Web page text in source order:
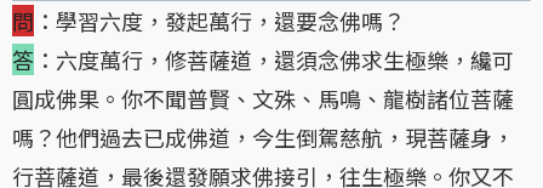
問 ：學習六度，發起萬行，還要念佛嗎？
答 ：六度萬行，修菩薩道，還須念佛求生極樂，纔可
圓成佛果。你不聞普賢、文殊、馬鳴、龍樹諸位菩薩
嗎？他們過去已成佛道，今生倒駕慈航，現菩薩身，
行菩薩道，最後還發願求佛接引，往生極樂。你又不